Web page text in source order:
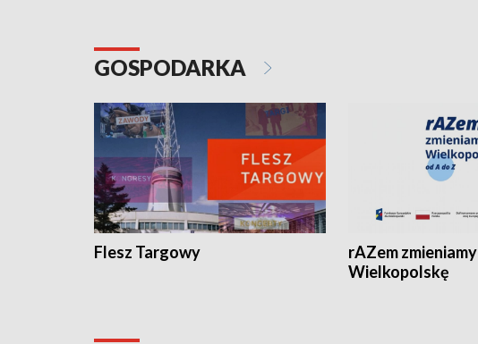
GOSPODARKA
Flesz Targowy
rAZem zmieniamy
Wielkopolskę